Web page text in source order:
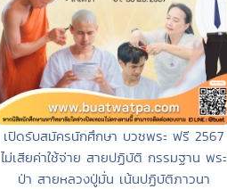
เปิดรับสมัครนักศึกษา บวชพระ ฟรี 2567
ไม่เสียค่าใช้จ่าย สายปฏิบัติ กรรมฐาน พระ
ป่า สายหลวงปู่มั่น เน้นปฏิบัติภาวนา